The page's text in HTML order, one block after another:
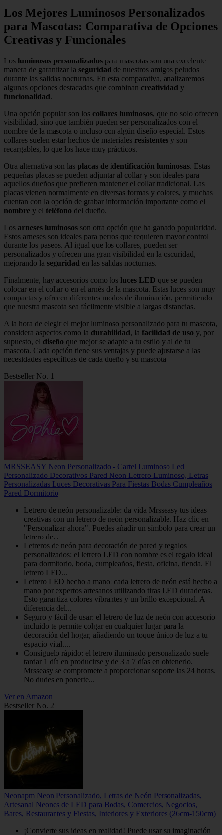
Los Mejores Luminosos Personalizados
para Mascotas: Comparativa de Opciones
Creativas y Funcionales
Los luminosos personalizados para mascotas son una excelente
manera de garantizar la seguridad de nuestros amigos peludos
durante las salidas nocturnas. En esta comparativa, analizaremos
algunas opciones destacadas que combinan creatividad y
funcionalidad.
Una opción popular son los collares luminosos, que no solo ofrecen
visibilidad, sino que también pueden ser personalizados con el
nombre de la mascota o incluso con algún diseño especial. Estos
collares suelen estar hechos de materiales resistentes y son
recargables, lo que los hace muy prácticos.
Otra alternativa son las placas de identificación luminosas. Estas
pequeñas placas se pueden adjuntar al collar y son ideales para
aquellos dueños que prefieren mantener el collar tradicional. Las
placas vienen normalmente en diversas formas y colores, y muchas
cuentan con la opción de grabar información importante como el
nombre y el teléfono del dueño.
Los arneses luminosos son otra opción que ha ganado popularidad.
Estos arneses son ideales para perros que requieren mayor control
durante los paseos. Al igual que los collares, pueden ser
personalizados y ofrecen una gran visibilidad en la oscuridad,
mejorando la seguridad en las salidas nocturnas.
Finalmente, hay accesorios como los luces LED que se pueden
colocar en el collar o en el arnés de la mascota. Estas luces son muy
compactas y ofrecen diferentes modos de iluminación, permitiendo
que nuestra mascota sea fácilmente visible a largas distancias.
A la hora de elegir el mejor luminoso personalizado para tu mascota,
considera aspectos como la durabilidad, la facilidad de uso y, por
supuesto, el diseño que mejor se adapte a tu estilo y al de tu
mascota. Cada opción tiene sus ventajas y puede ajustarse a las
necesidades específicas de cada dueño y su mascota.
Bestseller No. 1
MRSSEASY Neon Personalizado - Cartel Luminoso Led
Personalizado Decorativos Pared Neon Letrero Luminoso, Letras
Personalizadas Luces Decorativas Para Fiestas Bodas Cumpleaños
Pared Dormitorio
Letrero de neón personalizable: da vida Mrsseasy tus ideas
creativas con un letrero de neón personalizable. Haz clic en
"Personalizar ahora". Puedes añadir un símbolo para crear un
letrero de...
Letreros de neón para decoración de pared y regalos
personalizados: el letrero LED con nombre es el regalo ideal
para dormitorio, boda, cumpleaños, fiesta, oficina, tienda. El
letrero LED...
Letrero LED hecho a mano: cada letrero de neón está hecho a
mano por expertos artesanos utilizando tiras LED duraderas.
Esto garantiza colores vibrantes y un brillo excepcional. A
diferencia del...
Seguro y fácil de usar: el letrero de luz de neón con accesorio
incluido te permite colgar en cualquier lugar para la
decoración del hogar, añadiendo un toque único de luz a tu
espacio vital....
Consíguelo rápido: el letrero iluminado personalizado suele
tardar 1 día en producirse y de 3 a 7 días en obtenerlo.
Mrsseasy se compromete a proporcionar soporte las 24 horas.
No dudes en ponerte...
Ver en Amazon
Bestseller No. 2
Neonapm Neon Personalizado, Letras de Neón Personalizadas,
Artesanal Neones de LED para Bodas, Comercios, Negocios,
Bares, Restaurantes y Fiestas, Interiores y Exteriores (26cm-150cm)
¡Convierte sus ideas en realidad! Puede usar su imaginación